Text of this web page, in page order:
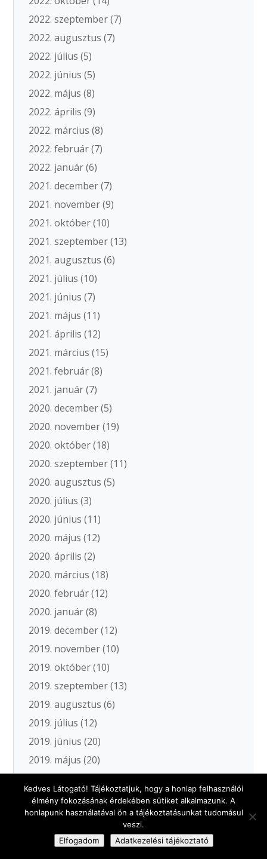
2022. szeptember(7)
2022. augusztus (7)
2022. július (5)
2022. június (5)
2022. május (8)
2022. április (9)
2022. március (8)
2022. február(7)
2022. január(6)
2021. december(7)
2021. november(9)
2021. október(10)
2021. szeptember(13)
2021. augusztus (6)
2021. július (10)
2021. június (7)
2021. május (11)
2021. április (12)
2021. március (15)
2021. február(8)
2021. január(7)
2020. december(5)
2020. november(19)
2020. október(18)
2020. szeptember(11)
2020. augusztus (5)
2020. július (3)
2020. június (11)
2020. május (12)
2020. április (2)
2020. március (18)
2020. február(12)
2020. január(8)
2019. december(12)
2019. november(10)
2019. október(10)
2019. szeptember(13)
2019. augusztus (6)
2019. július (12)
2019. június (20)
2019. május (20)
2019. március(19)
2019. február(10)
2019. január(15)
Kedves Látogató! Tájékoztatjuk, hogy a honlap felhasználói
élmény fokozásának érdekében sütiket alkalmazunk. A
honlapunk használatával ön a tájékoztatásunkat tudomásul
veszi.
Elfogadom
Adatkezelési tájékoztató